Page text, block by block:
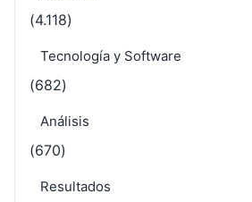
(4.118)
Tecnología y Software
(682)
Análisis
(670)
Resultados